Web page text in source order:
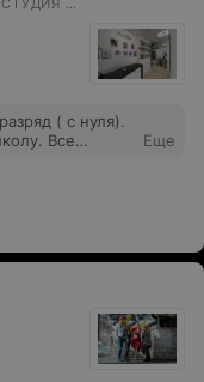
ШКОЛА ПАРИКМАХЕРСКОГО ИСКУССТВА | СТУДИЯ КРАСОТЫ
( с нуля).
Все
дней,
из нас
и самое
в
Еще